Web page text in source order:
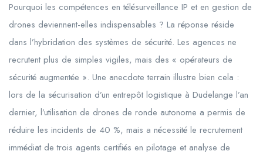
Pourquoi les compétences en télésurveillance IP et en gestion de
drones deviennent-elles indispensables ? La réponse réside
dans l’hybridation des systèmes de sécurité. Les agences ne
recrutent plus de simples vigiles, mais des « opérateurs de
sécurité augmentée ». Une anecdote terrain illustre bien cela :
lors de la sécurisation d’un entrepôt logistique à Dudelange l’an
dernier, l’utilisation de drones de ronde autonome a permis de
réduire les incidents de 40 %, mais a nécessité le recrutement
immédiat de trois agents certifiés en pilotage et analyse de